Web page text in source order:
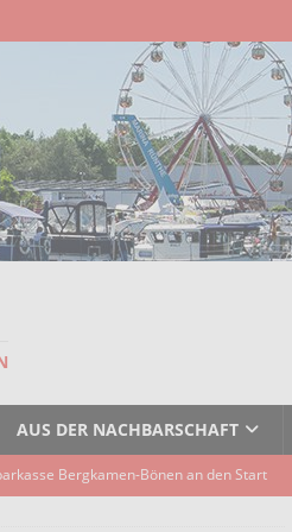
AUS DER NACHBARSCHAFT
Bergkamen-Bönen an den Start